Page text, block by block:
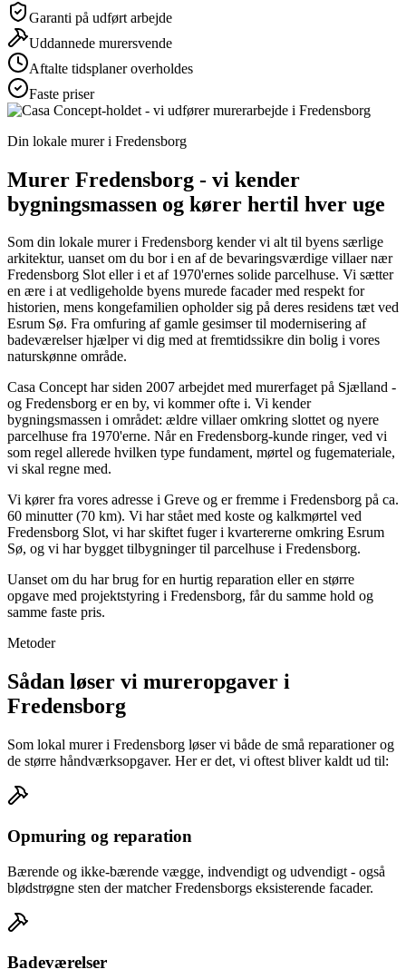
Garanti på udført arbejde
Uddannede murersvende
Aftalte tidsplaner overholdes
Faste priser
Din lokale murer i Fredensborg
Murer Fredensborg - vi kender
bygningsmassen og kører hertil hver uge
Som din lokale murer i Fredensborg kender vi alt til byens særlige
arkitektur, uanset om du bor i en af de bevaringsværdige villaer nær
Fredensborg Slot eller i et af 1970'ernes solide parcelhuse. Vi sætter
en ære i at vedligeholde byens murede facader med respekt for
historien, mens kongefamilien opholder sig på deres residens tæt ved
Esrum Sø. Fra omfuring af gamle gesimser til modernisering af
badeværelser hjælper vi dig med at fremtidssikre din bolig i vores
naturskønne område.
Casa Concept har siden 2007 arbejdet med murerfaget på Sjælland -
og Fredensborg er en by, vi kommer ofte i. Vi kender
bygningsmassen i området: ældre villaer omkring slottet og nyere
parcelhuse fra 1970'erne. Når en Fredensborg-kunde ringer, ved vi
som regel allerede hvilken type fundament, mørtel og fugemateriale,
vi skal regne med.
Vi kører fra vores adresse i Greve og er fremme i Fredensborg på ca.
60 minutter (70 km). Vi har stået med koste og kalkmørtel ved
Fredensborg Slot, vi har skiftet fuger i kvartererne omkring Esrum
Sø, og vi har bygget tilbygninger til parcelhuse i Fredensborg.
Uanset om du har brug for en hurtig reparation eller en større
opgave med projektstyring i Fredensborg, får du samme hold og
samme faste pris.
Metoder
Sådan løser vi mureropgaver i
Fredensborg
Som lokal murer i Fredensborg løser vi både de små reparationer og
de større håndværksopgaver. Her er det, vi oftest bliver kaldt ud til:
Opmuring og reparation
Bærende og ikke-bærende vægge, indvendigt og udvendigt - også
blødstrøgne sten der matcher Fredensborgs eksisterende facader.
Badeværelser